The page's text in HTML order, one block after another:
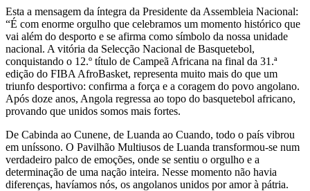
Esta a mensagem da íntegra da Presidente da Assembleia Nacional:
“É com enorme orgulho que celebramos um momento histórico que
vai além do desporto e se afirma como símbolo da nossa unidade
nacional. A vitória da Selecção Nacional de Basquetebol,
conquistando o 12.º título de Campeã Africana na final da 31.ª
edição do FIBA AfroBasket, representa muito mais do que um
triunfo desportivo: confirma a força e a coragem do povo angolano.
Após doze anos, Angola regressa ao topo do basquetebol africano,
provando que unidos somos mais fortes.
De Cabinda ao Cunene, de Luanda ao Cuando, todo o país vibrou
em uníssono. O Pavilhão Multiusos de Luanda transformou-se num
verdadeiro palco de emoções, onde se sentiu o orgulho e a
determinação de uma nação inteira. Nesse momento não havia
diferenças, havíamos nós, os angolanos unidos por amor à pátria.